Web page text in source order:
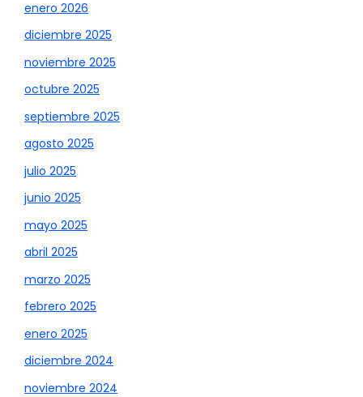
enero 2026
diciembre 2025
noviembre 2025
octubre 2025
septiembre 2025
agosto 2025
julio 2025
junio 2025
mayo 2025
abril 2025
marzo 2025
febrero 2025
enero 2025
diciembre 2024
noviembre 2024